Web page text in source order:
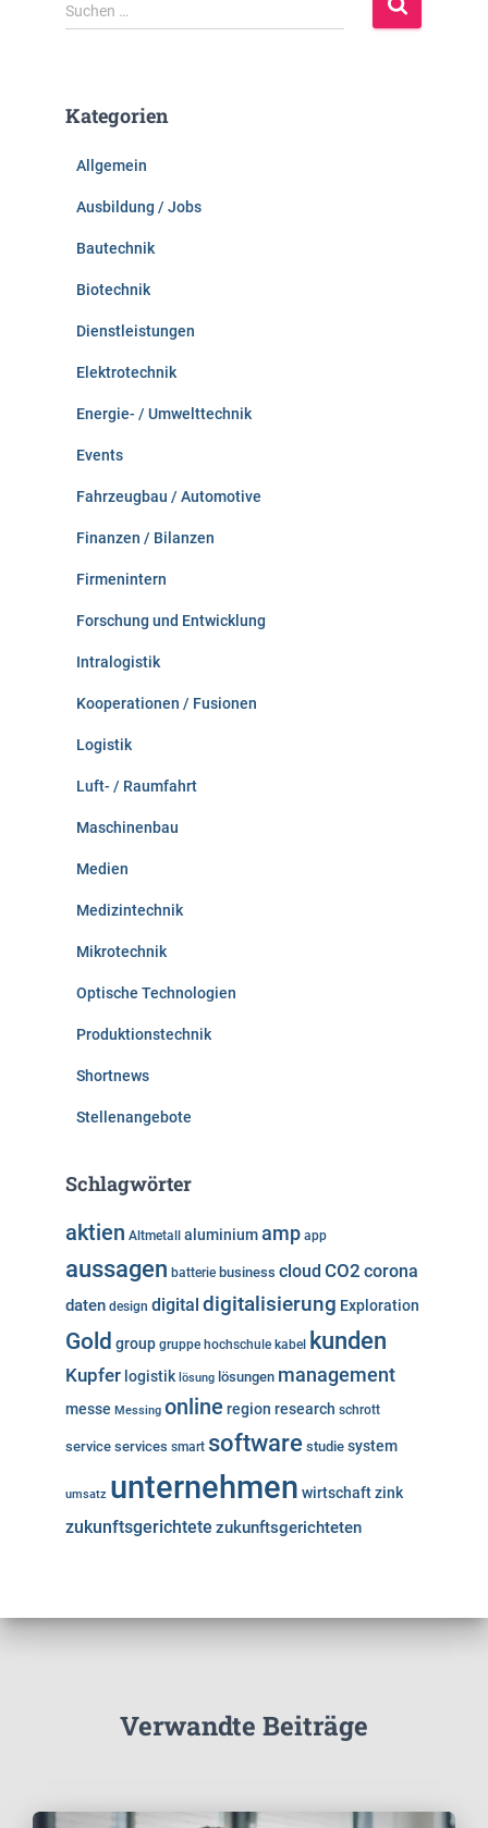
u
n
Suchen …
Kategorien
Allgemein
Ausbildung / Jobs
Bautechnik
Biotechnik
Dienstleistungen
Elektrotechnik
Energie- / Umwelttechnik
Events
Fahrzeugbau / Automotive
Finanzen / Bilanzen
Firmenintern
Forschung und Entwicklung
Intralogistik
Kooperationen / Fusionen
Logistik
Luft- / Raumfahrt
Maschinenbau
Medien
Medizintechnik
Mikrotechnik
Optische Technologien
Produktionstechnik
Shortnews
Stellenangebote
Schlagwörter
aktien Altmetall aluminiumamp app
aussagen batterie business cloud CO2 corona
daten design digital digitalisierung Exploration
Gold group gruppe hochschule kabel kunden
Kupfer logistik lösung lösungen management
messe Messing online region research schrott
service services smart software studie system
umsatz unternehmen wirtschaftzink
zukunftsgerichtete zukunftsgerichteten
Verwandte Beiträge